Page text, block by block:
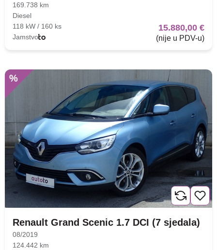
169.738 km
Diesel
118 kW / 160 ks
Jamstvo
15.880,00 €
(nije u PDV-u)
%
Renault Grand Scenic 1.7 DCI (7 sjedala)
08/2019
124.442 km
Nova lokacija - Slavonska
avenija 102, Resnik
Brza pretraga Napredna pretraga